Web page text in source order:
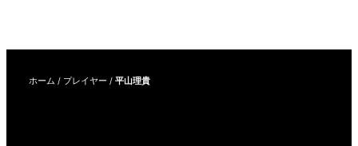
ホーム / プレイヤー / 平山理貴